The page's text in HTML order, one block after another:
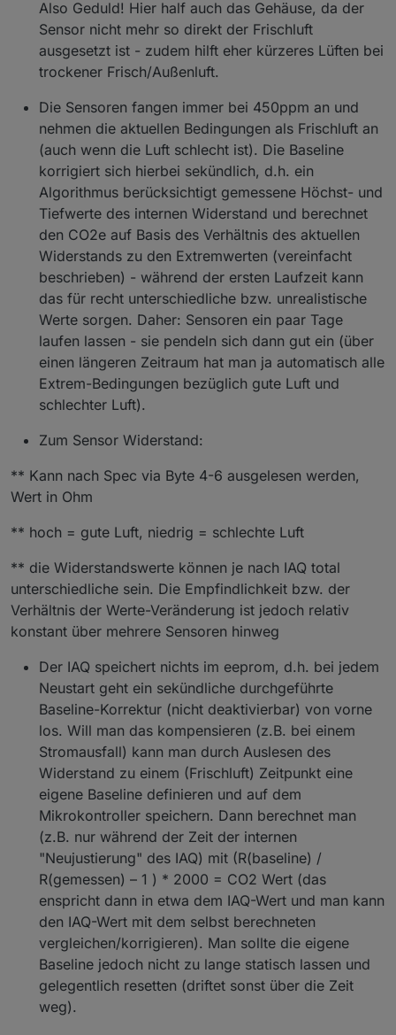
Also Geduld! Hier half auch das Gehäuse, da der
Sensor nicht mehr so direkt der Frischluft
ausgesetzt ist - zudem hilft eher kürzeres Lüften bei
trockener Frisch/Außenluft.
Die Sensoren fangen immer bei 450ppm an und
nehmen die aktuellen Bedingungen als Frischluft an
(auch wenn die Luft schlecht ist). Die Baseline
korrigiert sich hierbei sekündlich, d.h. ein
Algorithmus berücksichtigt gemessene Höchst- und
Tiefwerte des internen Widerstand und berechnet
den CO2e auf Basis des Verhältnis des aktuellen
Widerstands zu den Extremwerten (vereinfacht
beschrieben) - während der ersten Laufzeit kann
das für recht unterschiedliche bzw. unrealistische
Werte sorgen. Daher: Sensoren ein paar Tage
laufen lassen - sie pendeln sich dann gut ein (über
einen längeren Zeitraum hat man ja automatisch alle
Extrem-Bedingungen bezüglich gute Luft und
schlechter Luft).
Zum Sensor Widerstand:
** Kann nach Spec via Byte 4-6 ausgelesen werden,
Wert in Ohm
** hoch = gute Luft, niedrig = schlechte Luft
** die Widerstandswerte können je nach IAQ total
unterschiedliche sein. Die Empfindlichkeit bzw. der
Verhältnis der Werte-Veränderung ist jedoch relativ
konstant über mehrere Sensoren hinweg
Der IAQ speichert nichts im eeprom, d.h. bei jedem
Neustart geht ein sekündliche durchgeführte
Baseline-Korrektur (nicht deaktivierbar) von vorne
los. Will man das kompensieren (z.B. bei einem
Stromausfall) kann man durch Auslesen des
Widerstand zu einem (Frischluft) Zeitpunkt eine
eigene Baseline definieren und auf dem
Mikrokontroller speichern. Dann berechnet man
(z.B. nur während der Zeit der internen
"Neujustierung" des IAQ) mit (R(baseline) /
R(gemessen) – 1 ) * 2000 = CO2 Wert (das
enspricht dann in etwa dem IAQ-Wert und man kann
den IAQ-Wert mit dem selbst berechneten
vergleichen/korrigieren). Man sollte die eigene
Baseline jedoch nicht zu lange statisch lassen und
gelegentlich resetten (driftet sonst über die Zeit
weg).